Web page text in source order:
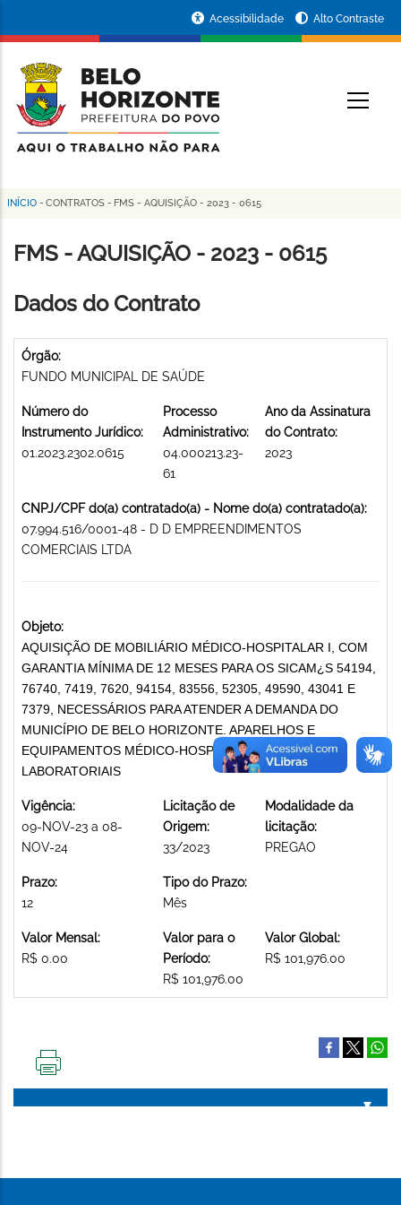
conteúdo
principal
da
Prefeitura
de
Horizonte
Acessibilidade Alto Contraste
Trilha
de
INÍCIO - CONTRATOS - FMS - AQUISIÇÃO - 2023 - 0615
FMS - AQUISIÇÃO - 2023 - 0615
Dados do Contrato
Órgão:
FUNDO MUNICIPAL DE SAÚDE
Número do
Instrumento Jurídico:
01.2023.2302.0615
Processo
Administrativo:
04.000213.23-
61
Ano da Assinatura
do Contrato:
2023
CNPJ/CPF do(a) contratado(a) - Nome do(a) contratado(a):
07.994.516/0001-48 - D D EMPREENDIMENTOS
COMERCIAIS LTDA
Objeto:
AQUISIÇÃO DE MOBILIÁRIO MÉDICO-HOSPITALAR I, COM
GARANTIA MÍNIMA DE 12 MESES PARA OS SICAM¿S 54194,
76740, 7419, 7620, 94154, 83556, 52305, 49590, 43041 E
7379, NECESSÁRIOS PARA ATENDER A DEMANDA DO
MUNICÍPIO DE BELO HORIZONTE. APARELHOS E
EQUIPAMENTOS MÉDICO-HOSPITALARES E
LABORATORIAIS
Vigência:
09-NOV-23 a 08-
NOV-24
Licitação de
Origem:
33/2023
Modalidade da
licitação:
PREGAO
Prazo:
12
Tipo do Prazo:
Mês
Valor Mensal:
R$ 0.00
Valor para o
Período:
R$ 101,976.00
Valor Global:
R$ 101,976.00
PÁGINA